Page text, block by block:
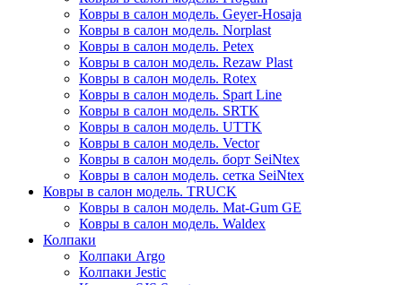
Ковры в салон модель. Geyer-Hosaja
Ковры в салон модель. Norplast
Ковры в салон модель. Petex
Ковры в салон модель. Rezaw Plast
Ковры в салон модель. Rotex
Ковры в салон модель. Spart Line
Ковры в салон модель. SRTK
Ковры в салон модель. UTTK
Ковры в салон модель. Vector
Ковры в салон модель. борт SeiNtex
Ковры в салон модель. сетка SeiNtex
Ковры в салон модель. TRUCK
Ковры в салон модель. Mat-Gum GE
Ковры в салон модель. Waldex
Колпаки
Колпаки Argo
Колпаки Jestic